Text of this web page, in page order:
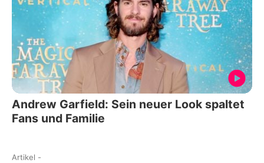
Andrew Garfield: Sein neuer Look spaltet
Fans und Familie
Artikel -